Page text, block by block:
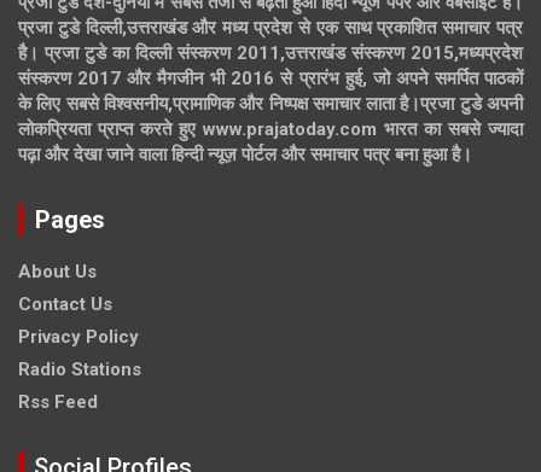
प्रजा टुडे दिल्ली,उत्तराखंड और मध्य प्रदेश से एक साथ प्रकाशित समाचार पत्र
है। प्रजा टुडे का दिल्ली संस्करण 2011,उत्तराखंड संस्करण 2015,मध्यप्रदेश
संस्करण 2017 और मैगजीन भी 2016 से प्रारंभ हुई, जो अपने समर्पित पाठकों
के लिए सबसे विश्वसनीय,प्रामाणिक और निष्पक्ष समाचार लाता है।प्रजा टुडे अपनी
लोकप्रियता प्राप्त करते हुए www.prajatoday.com भारत का सबसे ज्यादा
पढ़ा और देखा जाने वाला हिन्दी न्यूज़ पोर्टल और समाचार पत्र बना हुआ है।
Pages
About Us
Contact Us
Privacy Policy
Radio Stations
Rss Feed